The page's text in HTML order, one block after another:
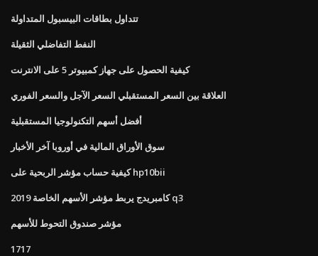
تتداول بطاقات البيسبول المتداولة
النفط التفاضلي الثقيلة
كيفية الحصول على جهاز كمبيوتر 5 على الانترنت
العلاقة بين السعر المستقبلي السعر الآجل والسعر الفوري
أفضل أسهم التكنولوجيا المستقبلية
سوق الأوراق المالية في أوروبا آخر الأخبار
كيفية حساب مؤشر الربحية على hp10bii
كامبريدج يربط مؤشر الأسهم الخاصة 2019 q3
مؤشر صندوق التحوط للأسهم
1717